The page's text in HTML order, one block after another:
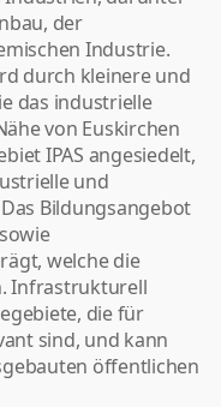
der
Industrie.
durch kleinere und
das industrielle
von Euskirchen
IPAS angesiedelt,
und
Bildungsangebot
welche die
Infrastrukturell
die für
sind, und kann
öffentlichen